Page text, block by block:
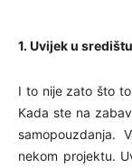
1. Uvijek u
I to nije zato što
Kada ste na
samopouzdanja.
nekom projektu.